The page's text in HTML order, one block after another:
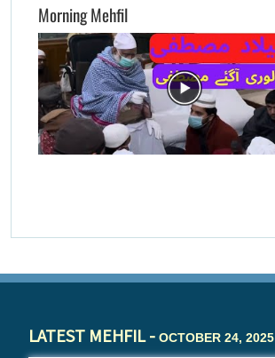
Morning Mehfil
LATEST MEHFIL - OCTOBER 24, 2025